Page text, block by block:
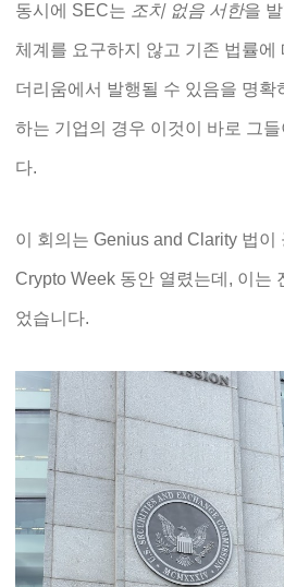
동시에 SEC는 조치 없음 서한을
체계를 요구하지 않고 기존 법률에
더리움에서 발행될 수 있음을 명확
하는 기업의 경우 이것이 바로 그
다.
이 회의는 Genius and Clarity 법이
Crypto Week 동안 열렸는데, 이는
었습니다.